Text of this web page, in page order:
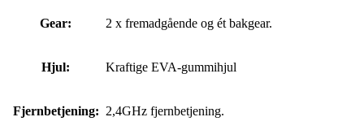
Gear: 2 x fremadgående og ét bakgear.
Hjul: Kraftige EVA-gummihjul
Fjernbetjening: 2,4GHz fjernbetjening.